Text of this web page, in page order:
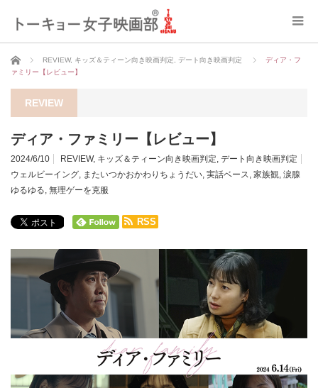
ホーム REVIEW, キッズ＆ティーン向き映画判定 デート向き映画判定
ディア・フ
ァミリー【レビュー】
REVIEW
ディア・ファミリー【レビュー】
2024/6/10 REVIEW, キッズ＆ティーン向き映画判定, デート向き映画判定
ウェルビーイング, またいつかおかわりちょうだい, 実話ベース, 家族観, 涙腺
ゆるゆる, 無理ゲーを克服
RSS